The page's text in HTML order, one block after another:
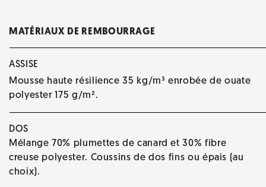
MATÉRIAUX DE REMBOURRAGE
ASSISE
Mousse haute résilience 35 kg/m³ enrobée de ouate
polyester 175 g/m².
DOS
Mélange 70% plumettes de canard et 30% fibre
creuse polyester. Coussins de dos fins ou épais (au
choix).